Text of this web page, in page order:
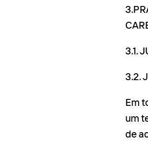
3.1.
3.2.
Em
um
de